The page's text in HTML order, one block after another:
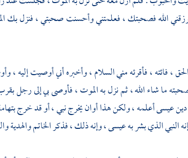
الله فصحبتك ، فعلمتني وأحسنت صحبتي ، فنزل بك
، فائته ، فأقرئه مني السلام ، وأخبره أني أوصيت إليه ،
ما شاء الله ، ثم نزل به الموت ، فأوصى بي إلى رجل
عيسىأعلمه ، ولكن هذا أوان يخرج نبي ، أو قد خرج
النبي الذي بشر بهعيسى، وإنه ذلك ، فذكر الخاتم والهدية